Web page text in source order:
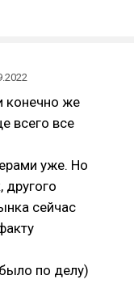
конечно же
всего все
уже. Но
сейчас
по делу)